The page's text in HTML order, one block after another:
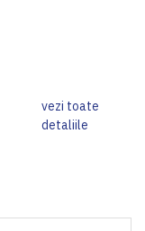
vezi toate
detaliile